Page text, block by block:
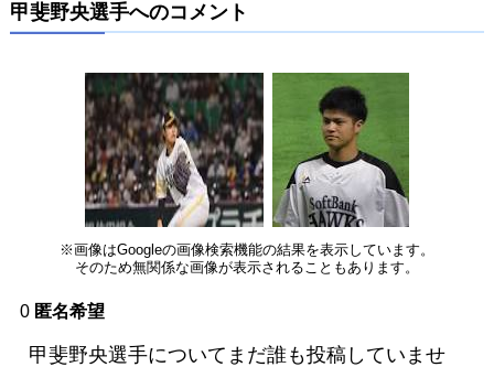
甲斐野央選手へのコメント
※画像はGoogleの画像検索機能の結果を表示しています。
そのため無関係な画像が表示されることもあります。
0 匿名希望
甲斐野央選手についてまだ誰も投稿していませ